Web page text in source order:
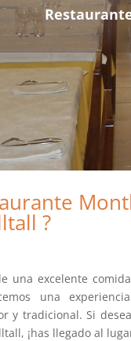
?
una excelente
una experiencia
y tradicional. Si
¡has llegado al